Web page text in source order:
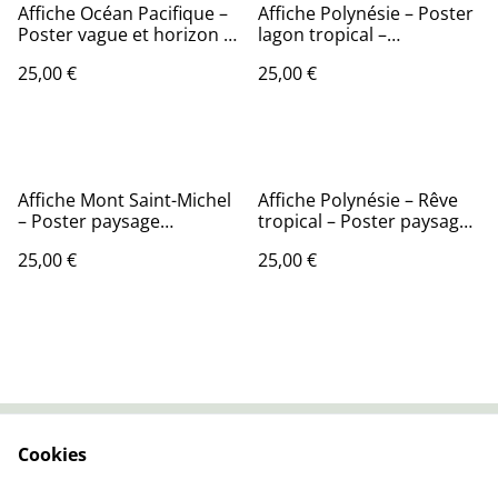
Affiche Océan Pacifique –
Poster vague et horizon –
25,00 €
Affiche Polynésie – Poster
lagon tropical –
exotique
25,00 €
Affiche Mont Saint-Michel
– Poster paysage
murale patrimoine
25,00 €
Affiche Polynésie – Rêve
tropical – Poster paysage
murale
25,00 €
Cookies